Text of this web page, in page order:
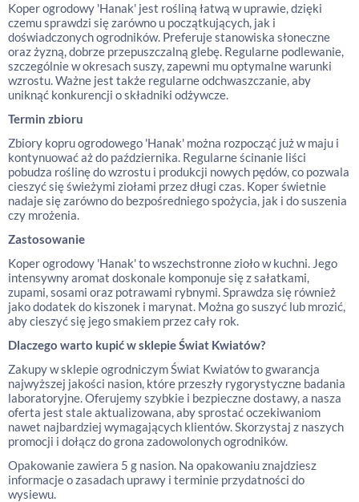
Koper ogrodowy 'Hanak' jest rośliną łatwą w uprawie, dzięki
czemu sprawdzi się zarówno u początkujących, jak i
doświadczonych ogrodników. Preferuje stanowiska słoneczne
oraz żyzną, dobrze przepuszczalną glebę. Regularne podlewanie,
szczególnie w okresach suszy, zapewni mu optymalne warunki
wzrostu. Ważne jest także regularne odchwaszczanie, aby
uniknąć konkurencji o składniki odżywcze.
Termin zbioru
Zbiory kopru ogrodowego 'Hanak' można rozpocząć już w maju i
kontynuować aż do października. Regularne ścinanie liści
pobudza roślinę do wzrostu i produkcji nowych pędów, co pozwala
cieszyć się świeżymi ziołami przez długi czas. Koper świetnie
nadaje się zarówno do bezpośredniego spożycia, jak i do suszenia
czy mrożenia.
Zastosowanie
Koper ogrodowy 'Hanak' to wszechstronne zioło w kuchni. Jego
intensywny aromat doskonale komponuje się z sałatkami,
zupami, sosami oraz potrawami rybnymi. Sprawdza się również
jako dodatek do kiszonek i marynat. Można go suszyć lub mrozić,
aby cieszyć się jego smakiem przez cały rok.
Dlaczego warto kupić w sklepie Świat Kwiatów?
Zakupy w sklepie ogrodniczym Świat Kwiatów to gwarancja
najwyższej jakości nasion, które przeszły rygorystyczne badania
laboratoryjne. Oferujemy szybkie i bezpieczne dostawy, a nasza
oferta jest stale aktualizowana, aby sprostać oczekiwaniom
nawet najbardziej wymagających klientów. Skorzystaj z naszych
promocji i dołącz do grona zadowolonych ogrodników.
Opakowanie zawiera 5 g nasion. Na opakowaniu znajdziesz
informacje o zasadach uprawy i terminie przydatności do
wysiewu.